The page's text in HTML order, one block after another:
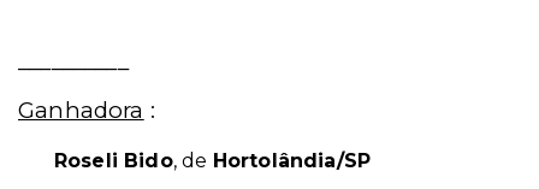
Ganhadora :
Roseli Bido, de Hortolândia/SP